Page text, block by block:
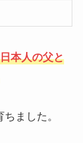
本人の父と
ました。